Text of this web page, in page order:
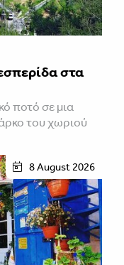
στα
ποτό σε μια
του χωριού
8 August 2026